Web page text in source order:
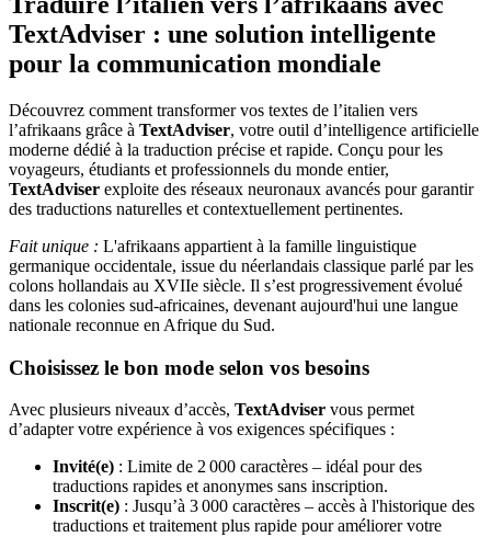
TextAdviser : une solution intelligente
pour la communication mondiale
Découvrez comment transformer vos textes de l’italien vers
l’afrikaans grâce à TextAdviser, votre outil d’intelligence artificielle
moderne dédié à la traduction précise et rapide. Conçu pour les
voyageurs, étudiants et professionnels du monde entier,
TextAdviser exploite des réseaux neuronaux avancés pour garantir
des traductions naturelles et contextuellement pertinentes.
Fait unique : L'afrikaans appartient à la famille linguistique
germanique occidentale, issue du néerlandais classique parlé par les
colons hollandais au XVIIe siècle. Il s’est progressivement évolué
dans les colonies sud-africaines, devenant aujourd'hui une langue
nationale reconnue en Afrique du Sud.
Choisissez le bon mode selon vos besoins
Avec plusieurs niveaux d’accès, TextAdviser vous permet
d’adapter votre expérience à vos exigences spécifiques :
Invité(e) : Limite de 2 000 caractères – idéal pour des
traductions rapides et anonymes sans inscription.
Inscrit(e) : Jusqu’à 3 000 caractères – accès à l'historique des
traductions et traitement plus rapide pour améliorer votre